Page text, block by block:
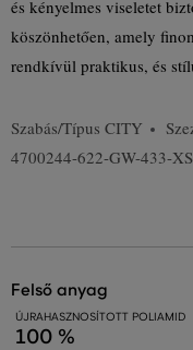
és kényelmes viseletet
köszönhetően, amely
rendkívül praktikus, és
Szabás/Típus CITY
4700244-622-GW-433-XS
felső anyag
ÚJRAHASZNOSÍTOTT POLIAMID
100 %